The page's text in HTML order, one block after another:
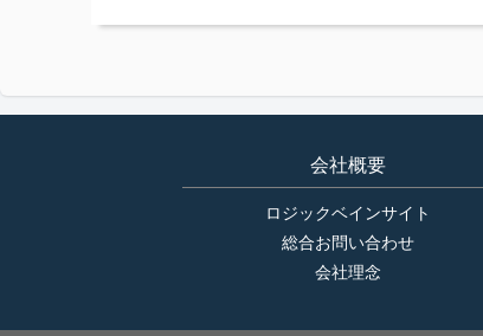
会社概要
ロジックベインサイト
総合お問い合わせ
会社理念